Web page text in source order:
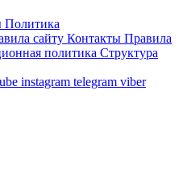
Политика
сайту Контакты Правила
политика Структура
instagram telegram viber